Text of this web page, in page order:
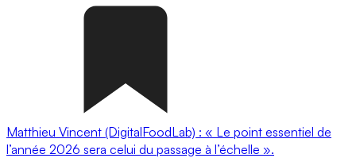
Matthieu Vincent (DigitalFoodLab) : « Le point essentiel de
l’année 2026 sera celui du passage à l’échelle ».